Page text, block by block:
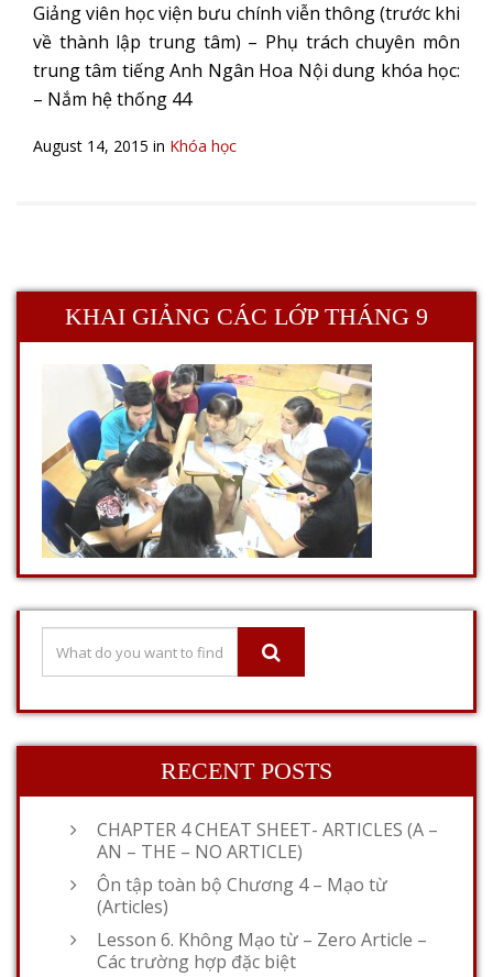
Giảng viên học viện bưu chính viễn thông (trước khi
về thành lập trung tâm) – Phụ trách chuyên môn
trung tâm tiếng Anh Ngân Hoa Nội dung khóa học:
– Nắm hệ thống 44
August 14, 2015 in Khóa học
KHAI GIẢNG CÁC LỚP THÁNG 9
RECENT POSTS
CHAPTER 4 CHEAT SHEET- ARTICLES (A –
AN – THE – NO ARTICLE)
Ôn tập toàn bộ Chương 4 – Mạo từ
(Articles)
Lesson 6. Không Mạo từ – Zero Article –
Các trường hợp đặc biệt